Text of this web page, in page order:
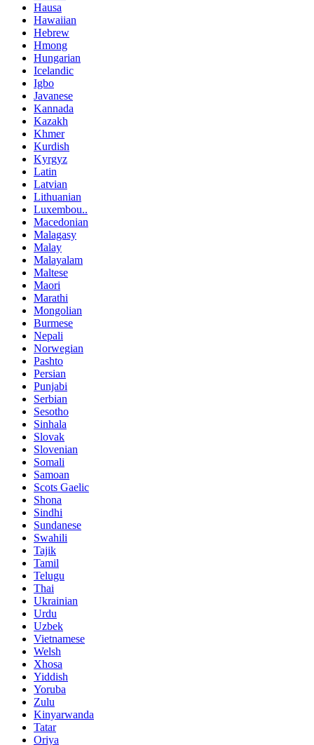
Hausa
Hawaiian
Hebrew
Hmong
Hungarian
Icelandic
Igbo
Javanese
Kannada
Kazakh
Khmer
Kurdish
Kyrgyz
Latin
Latvian
Lithuanian
Luxembou..
Macedonian
Malagasy
Malay
Malayalam
Maltese
Maori
Marathi
Mongolian
Burmese
Nepali
Norwegian
Pashto
Persian
Punjabi
Serbian
Sesotho
Sinhala
Slovak
Slovenian
Somali
Samoan
Scots Gaelic
Shona
Sindhi
Sundanese
Swahili
Tajik
Tamil
Telugu
Thai
Ukrainian
Urdu
Uzbek
Vietnamese
Welsh
Xhosa
Yiddish
Yoruba
Zulu
Kinyarwanda
Tatar
Oriya